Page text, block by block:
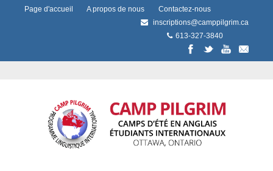
Page d'accueil A propos de nous
Contactez-nous
inscriptions@camppilgrim.ca
613-327-3840